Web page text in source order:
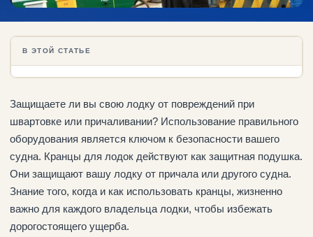
В ЭТОЙ СТАТЬЕ
Защищаете ли вы свою лодку от повреждений при
швартовке или причаливании? Использование правильного
оборудования является ключом к безопасности вашего
судна. Кранцы для лодок действуют как защитная подушка.
Они защищают вашу лодку от причала или другого судна.
Знание того, когда и как использовать кранцы, жизненно
важно для каждого владельца лодки, чтобы избежать
дорогостоящего ущерба.